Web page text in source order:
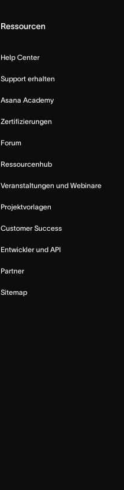
Ressourcen
Help Center
Support erhalten
Asana Academy
Zertifizierungen
Forum
Ressourcenhub
Veranstaltungen und Webinare
Projektvorlagen
Customer Success
Entwickler und API
Partner
Sitemap